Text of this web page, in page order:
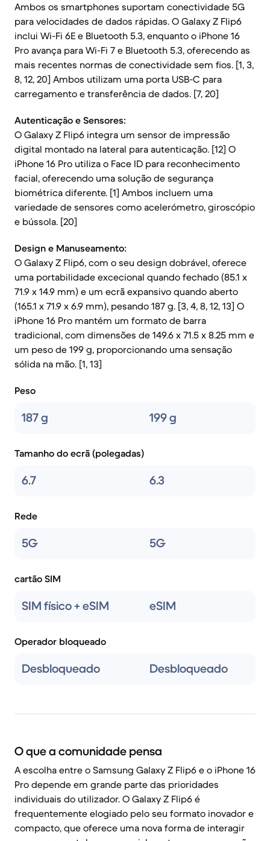
Ambos os smartphones suportam conectividade 5G
para velocidades de dados rápidas. O Galaxy Z Flip6
inclui Wi-Fi 6E e Bluetooth 5.3, enquanto o iPhone 16
Pro avança para Wi-Fi 7 e Bluetooth 5.3, oferecendo as
mais recentes normas de conectividade sem fios. [1, 3,
8, 12, 20] Ambos utilizam uma porta USB-C para
carregamento e transferência de dados. [7, 20]
Autenticação e Sensores:
O Galaxy Z Flip6 integra um sensor de impressão
digital montado na lateral para autenticação. [12] O
iPhone 16 Pro utiliza o Face ID para reconhecimento
facial, oferecendo uma solução de segurança
biométrica diferente. [1] Ambos incluem uma
variedade de sensores como acelerómetro, giroscópio
e bússola. [20]
Design e Manuseamento:
O Galaxy Z Flip6, com o seu design dobrável, oferece
uma portabilidade excecional quando fechado (85.1 x
71.9 x 14.9 mm) e um ecrã expansivo quando aberto
(165.1 x 71.9 x 6.9 mm), pesando 187 g. [3, 4, 8, 12, 13] O
iPhone 16 Pro mantém um formato de barra
tradicional, com dimensões de 149.6 x 71.5 x 8.25 mm e
um peso de 199 g, proporcionando uma sensação
sólida na mão. [1, 13]
Peso
187 g 199 g
Tamanho do ecrã (polegadas)
6.7 6.3
Rede
5G 5G
cartão SIM
SIM físico + eSIM eSIM
Operador bloqueado
Desbloqueado Desbloqueado
O que a comunidade pensa
A escolha entre o Samsung Galaxy Z Flip6 e o iPhone 16
Pro depende em grande parte das prioridades
individuais do utilizador. O Galaxy Z Flip6 é
frequentemente elogiado pelo seu formato inovador e
compacto, que oferece uma nova forma de interagir